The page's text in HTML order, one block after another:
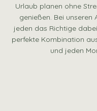
Urlaub planen ohne
genießen. Bei
jeden das Richtige
perfekte Kombination
und jeden